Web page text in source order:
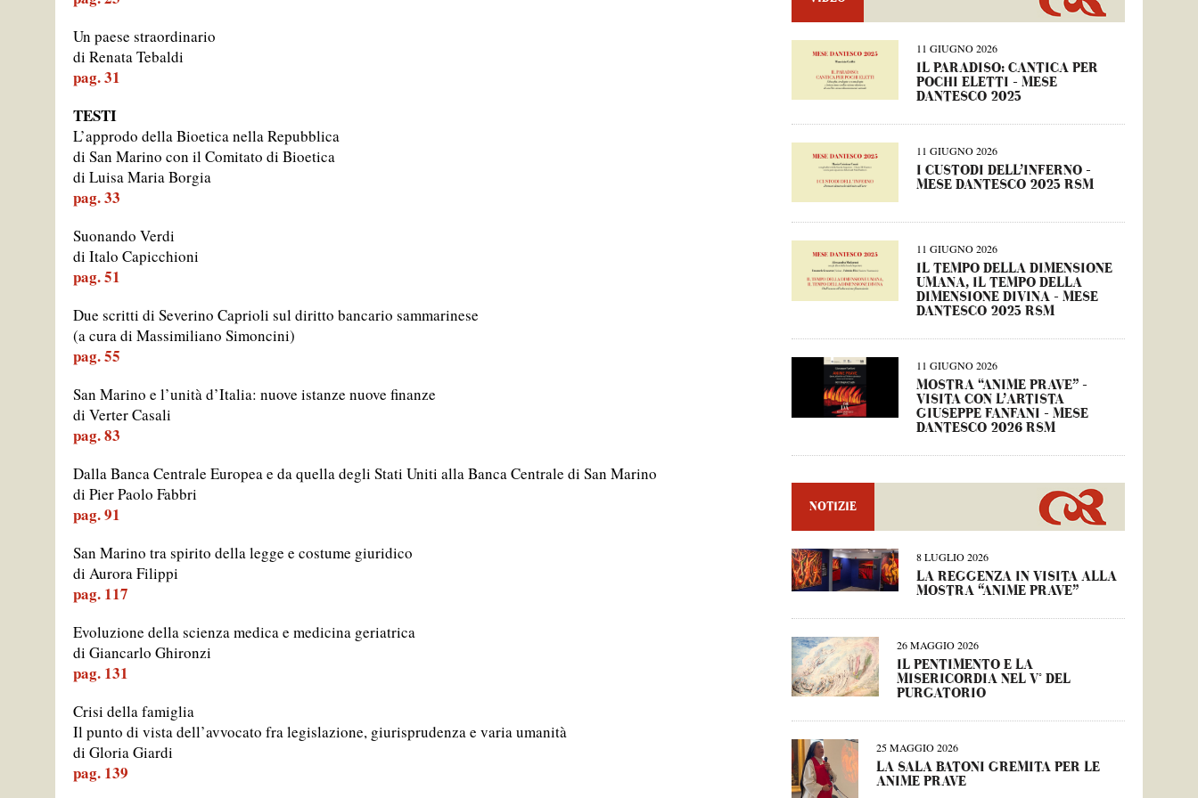
Un paese straordinario
di Renata Tebaldi
pag. 31
TESTI
L’approdo della Bioetica nella Repubblica
di San Marino con il Comitato di Bioetica
di Luisa Maria Borgia
pag. 33
Suonando Verdi
di Italo Capicchioni
pag. 51
Due scritti di Severino Caprioli sul diritto bancario sammarinese
(a cura di Massimiliano Simoncini)
pag. 55
San Marino e l’unità d’Italia: nuove istanze nuove finanze
di Verter Casali
pag. 83
Dalla Banca Centrale Europea e da quella degli Stati Uniti alla Banca Centrale di San Marino
di Pier Paolo Fabbri
pag. 91
San Marino tra spirito della legge e costume giuridico
di Aurora Filippi
pag. 117
Evoluzione della scienza medica e medicina geriatrica
di Giancarlo Ghironzi
pag. 131
Crisi della famiglia
Il punto di vista dell’avvocato fra legislazione, giurisprudenza e varia umanità
di Gloria Giardi
pag. 139
11 GIUGNO 2026
IL PARADISO: CANTICA PER
POCHI ELETTI – MESE
DANTESCO 2025
11 GIUGNO 2026
I CUSTODI DELL’INFERNO –
MESE DANTESCO 2025 RSM
11 GIUGNO 2026
IL TEMPO DELLA DIMENSIONE
UMANA, IL TEMPO DELLA
DIMENSIONE DIVINA – MESE
DANTESCO 2025 RSM
11 GIUGNO 2026
MOSTRA “ANIME PRAVE” –
VISITA CON L’ARTISTA
GIUSEPPE FANFANI – MESE
DANTESCO 2026 RSM
NOTIZIE
8 LUGLIO 2026
LA REGGENZA IN VISITA ALLA
MOSTRA “ANIME PRAVE”
26 MAGGIO 2026
IL PENTIMENTO E LA
MISERICORDIA NEL V° DEL
PURGATORIO
25 MAGGIO 2026
LA SALA BATONI GREMITA PER LE
ANIME PRAVE